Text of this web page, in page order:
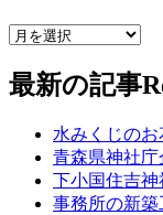
最新の記事
水みくじのお
青森県神社庁
下小国住吉神
事務所の新築